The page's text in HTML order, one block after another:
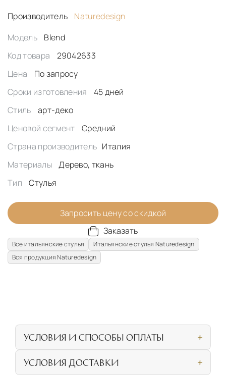
Производитель
Naturedesign
Модель
Blend
Код товара
29042633
Цена
По запросу
Сроки изготовления
45 дней
Стиль
арт-деко
Ценовой сегмент
Средний
Страна производитель Италия
Материалы
Дерево, ткань
Тип
Стулья
Запросить цену со скидкой
Заказать
Все итальянские стулья
Итальянские стулья Naturedesign
Вся продукция Naturedesign
УСЛОВИЯ И СПОСОБЫ ОПЛАТЫ
личном посещении нашего салона
УСЛОВИЯ ДОСТАВКИ